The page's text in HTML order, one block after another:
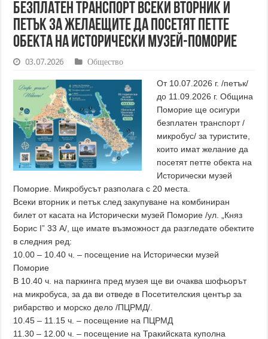
Безплатен транспорт всеки вторник и
петък за желаещите да посетят петте
обекта на Исторически музей-Поморие
03.07.2026 Общество
От 10.07.2026 г. /петък/
до 11.09.2026 г. Община
Поморие ще осигури
безплатен транспорт /
микробус/ за туристите,
които имат желание да
посетят петте обекта на
Исторически музей
Поморие. Микробусът разполага с 20 места.
Всеки вторник и петък след закупуване на комбиниран
билет от касата на Исторически музей Поморие /ул. „Княз
Борис I” 33 А/, ще имате възможност да разгледате обектите
в следния ред:
10.00 – 10.40 ч. – посещение на Исторически музей
Поморие
В 10.40 ч. на паркинга пред музея ще ви очаква шофьорът
на микробуса, за да ви отведе в Посетителския център за
рибарство и морско дело /ПЦРМД/.
10.45 – 11.15 ч. – посещение на ПЦРМД
11.30 – 12.00 ч. – посещение на Тракийската куполна